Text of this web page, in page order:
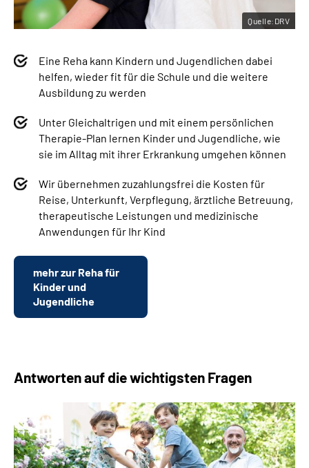
Eine Reha kann Kindern und Jugendlichen dabei
helfen, wieder fit für die Schule und die weitere
Ausbildung zu werden
Unter Gleichaltrigen und mit einem persönlichen
Therapie-Plan lernen Kinder und Jugendliche, wie
sie im Alltag mit ihrer Erkrankung umgehen können
Wir übernehmen zuzahlungsfrei die Kosten für
Reise, Unterkunft, Verpflegung, ärztliche Betreuung,
therapeutische Leistungen und medizinische
Anwendungen für Ihr Kind
mehr zur Reha für
Kinder und
Jugendliche
Quelle:DRV
Antworten auf die wichtigsten Fragen